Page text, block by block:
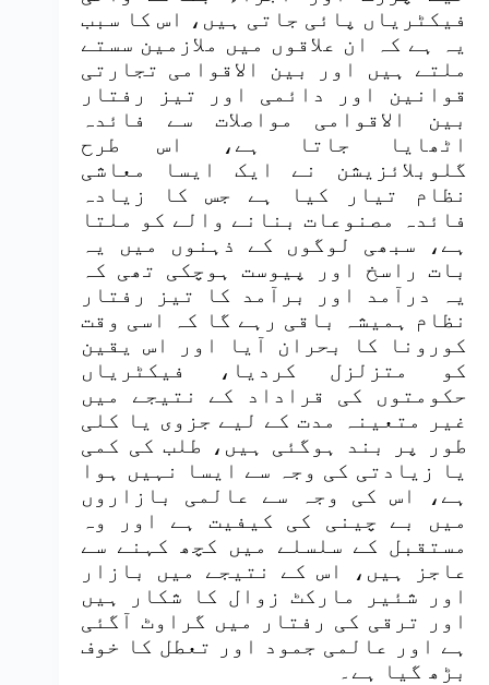
فیکٹریاں پائی جاتی ہیں، اس کا سبب
یہ ہے کہ ان علاقوں میں ملازمین سستے
ملتے ہیں اور بین الاقوامی تجارتی
قوانین اور دائمی اور تیز رفتار
بین الاقوامی مواصلات سے فائدہ
اٹھایا جاتا ہے، اس طرح
گلوبلائزیشن نے ایک ایسا معاشی
نظام تیار کیا ہے جس کا زیادہ
فائدہ مصنوعات بنانے والے کو ملتا
ہے، سبھی لوگوں کے ذہنوں میں یہ
بات راسخ اور پیوست ہوچکی تھی کہ
یہ درآمد اور برآمد کا تیز رفتار
نظام ہمیشہ باقی رہے گا کہ اسی وقت
کورونا کا بحران آیا اور اس یقین
کو متزلزل کردیا، فیکٹریاں
حکومتوں کی قراداد کے نتیجے میں
غیر متعینہ مدت کے لیے جزوی یا کلی
طور پر بند ہوگئی ہیں، طلب کی کمی
یا زیادتی کی وجہ سے ایسا نہیں ہوا
ہے، اس کی وجہ سے عالمی بازاروں
میں بے چینی کی کیفیت ہے اور وہ
مستقبل کے سلسلے میں کچھ کہنے سے
عاجز ہیں، اس کے نتیجے میں بازار
اور شئیر مارکٹ زوال کا شکار ہیں
اور ترقی کی رفتار میں گراوٹ آگئی
ہے اور عالمی جمود اور تعطل کا خوف
بڑھ گیا ہے۔